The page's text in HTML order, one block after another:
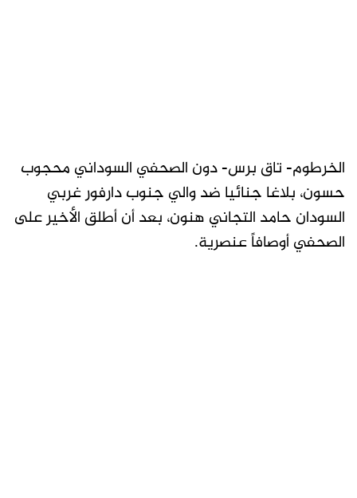
الخرطوم- تاق برس- دون الصحفي السوداني محجوب
حسون، بلاغا جنائيا ضد والي جنوب دارفور غربي
السودان حامد التجاني هنون، بعد أن أطلق الأخير على
الصحفي أوصافاً عنصرية.